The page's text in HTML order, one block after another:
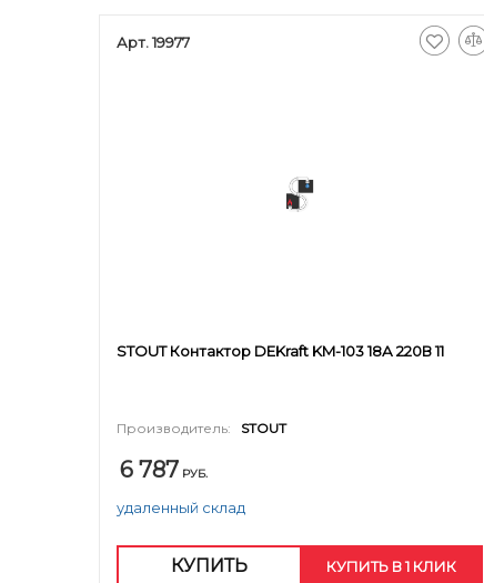
Арт. 19977
STOUT Контактор DEKraft KM-103 18А 220В 11
Производитель: STOUT
6 787 РУБ.
удаленный склад
КУПИТЬ КУПИТЬ В 1 КЛИК